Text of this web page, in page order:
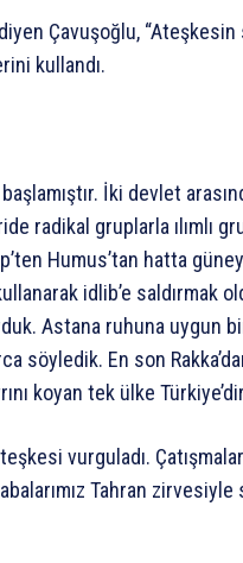
Çavuşoğlu, “Ateşkesin
kullandı.
İki devlet
radikal gruplarla ılımlı
Humus’tan hatta
idlib’e saldırmak
Astana ruhuna
söyledik. En son
koyan tek ülke
vurguladı.
Tahran zirvesiyle